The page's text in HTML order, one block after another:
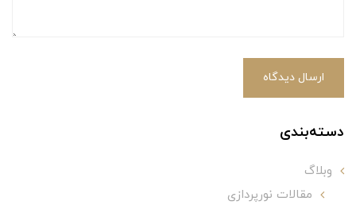
ارسال دیدگاه
دسته‌بندی
وبلاگ
مقالات نورپردازی